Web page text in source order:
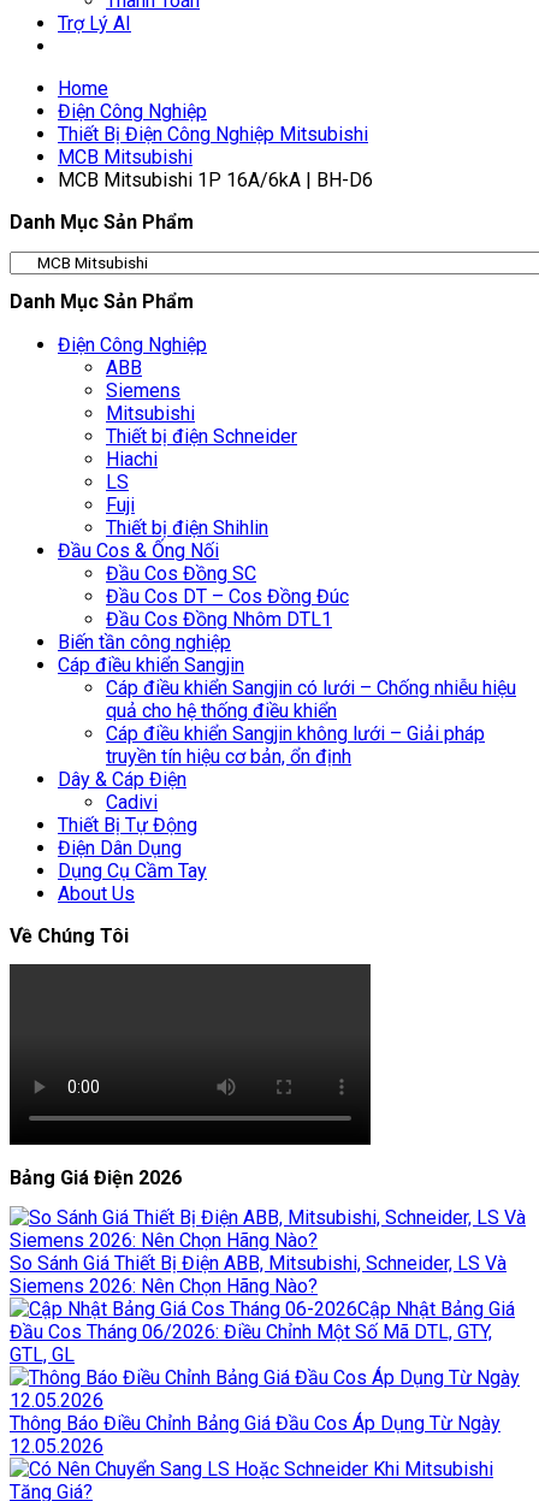
Trợ Lý AI
Home
Điện Công Nghiệp
Thiết Bị Điện Công Nghiệp Mitsubishi
MCB Mitsubishi
MCB Mitsubishi 1P 16A/6kA | BH-D6
Danh Mục Sản Phẩm
Danh Mục Sản Phẩm
Điện Công Nghiệp
ABB
Siemens
Mitsubishi
Thiết bị điện Schneider
Hiachi
LS
Fuji
Thiết bị điện Shihlin
Đầu Cos & Ống Nối
Đầu Cos Đồng SC
Đầu Cos DT – Cos Đồng Đúc
Đầu Cos Đồng Nhôm DTL1
Biến tần công nghiệp
Cáp điều khiển Sangjin
Cáp điều khiển Sangjin có lưới – Chống nhiễu hiệu
quả cho hệ thống điều khiển
Cáp điều khiển Sangjin không lưới – Giải pháp
truyền tín hiệu cơ bản, ổn định
Dây & Cáp Điện
Cadivi
Thiết Bị Tự Động
Điện Dân Dụng
Dụng Cụ Cầm Tay
About Us
Về Chúng Tôi
Bảng Giá Điện 2026
So Sánh Giá Thiết Bị Điện ABB, Mitsubishi, Schneider, LS Và
Siemens 2026: Nên Chọn Hãng Nào?
Cập Nhật Bảng Giá
Đầu Cos Tháng 06/2026: Điều Chỉnh Một Số Mã DTL, GTY,
GTL, GL
Thông Báo Điều Chỉnh Bảng Giá Đầu Cos Áp Dụng Từ Ngày
12.05.2026